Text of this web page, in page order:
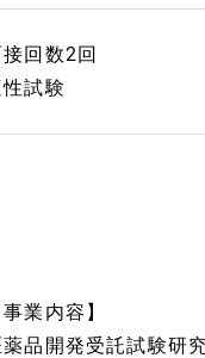
回数2回
試験
業内容】
品開発受託試験研